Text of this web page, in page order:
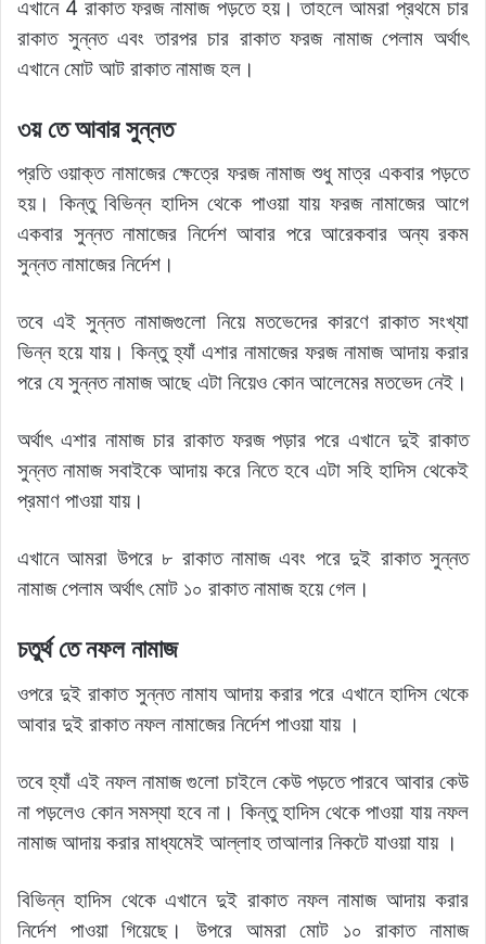
এখানে 4 রাকাত ফরজ নামাজ পড়তে হয়। তাহলে আমরা প্রথমে চার
রাকাত সুন্নত এবং তারপর চার রাকাত ফরজ নামাজ পেলাম অর্থাৎ
এখানে মোট আট রাকাত নামাজ হল।
৩য় তে আবার সুন্নত
প্রতি ওয়াক্ত নামাজের ক্ষেত্রে ফরজ নামাজ শুধু মাত্র একবার পড়তে
হয়। কিন্তু বিভিন্ন হাদিস থেকে পাওয়া যায় ফরজ নামাজের আগে
একবার সুন্নত নামাজের নির্দেশ আবার পরে আরেকবার অন্য রকম
সুন্নত নামাজের নির্দেশ।
তবে এই সুন্নত নামাজগুলো নিয়ে মতভেদের কারণে রাকাত সংখ্যা
ভিন্ন হয়ে যায়। কিন্তু হ্যাঁ এশার নামাজের ফরজ নামাজ আদায় করার
পরে যে সুন্নত নামাজ আছে এটা নিয়েও কোন আলেমের মতভেদ নেই।
অর্থাৎ এশার নামাজ চার রাকাত ফরজ পড়ার পরে এখানে দুই রাকাত
সুন্নত নামাজ সবাইকে আদায় করে নিতে হবে এটা সহি হাদিস থেকেই
প্রমাণ পাওয়া যায়।
এখানে আমরা উপরে ৮ রাকাত নামাজ এবং পরে দুই রাকাত সুন্নত
নামাজ পেলাম অর্থাৎ মোট ১০ রাকাত নামাজ হয়ে গেল।
চতুর্থ তে নফল নামাজ
ওপরে দুই রাকাত সুন্নত নামায আদায় করার পরে এখানে হাদিস থেকে
আবার দুই রাকাত নফল নামাজের নির্দেশ পাওয়া যায় ।
তবে হ্যাঁ এই নফল নামাজ গুলো চাইলে কেউ পড়তে পারবে আবার কেউ
না পড়লেও কোন সমস্যা হবে না। কিন্তু হাদিস থেকে পাওয়া যায় নফল
নামাজ আদায় করার মাধ্যমেই আল্লাহ তাআলার নিকটে যাওয়া যায় ।
বিভিন্ন হাদিস থেকে এখানে দুই রাকাত নফল নামাজ আদায় করার
নির্দেশ পাওয়া গিয়েছে। উপরে আমরা মোট ১০ রাকাত নামাজ